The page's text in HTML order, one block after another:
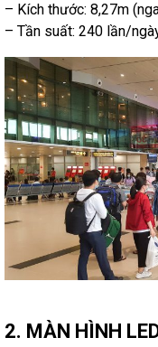
– Kích thước: 8,27m
– Tần suất: 240 lần/
2. MÀN HÌNH